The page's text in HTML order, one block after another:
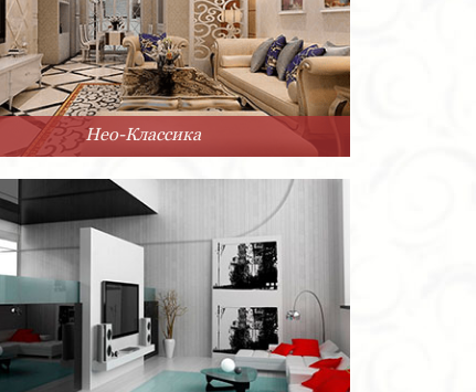
Нео-Классика